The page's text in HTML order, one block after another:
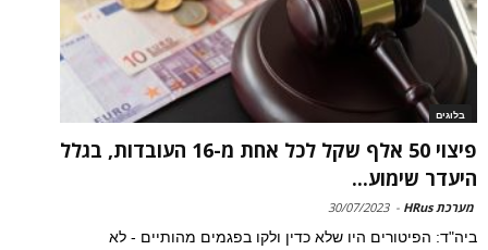
בלוגים
פיצוי 50 אלף שקל לכל אחת מ-16 העובדות, בגלל
היעדר שימוע...
מערכת HRus -
30/07/2023
ביה"ד: הפיטורים היו שלא כדין ולקו בפגמים מהותיים - לא